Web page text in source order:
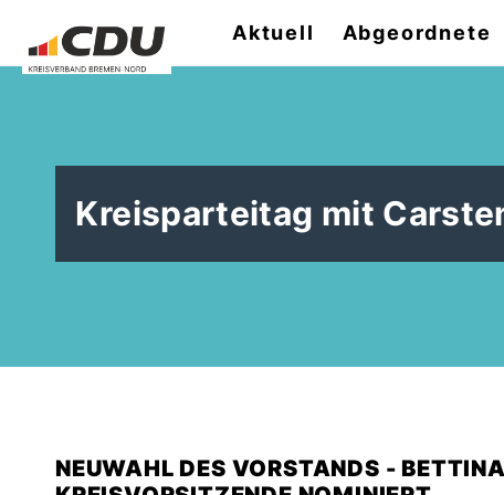
Aktuell Abgeordnete
Kreisparteitag mit
NEUWAHL DES VORSTANDS -